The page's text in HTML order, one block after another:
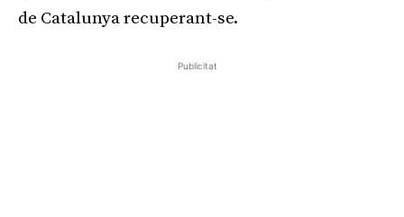
de Catalunya recuperant-se.
Publicitat